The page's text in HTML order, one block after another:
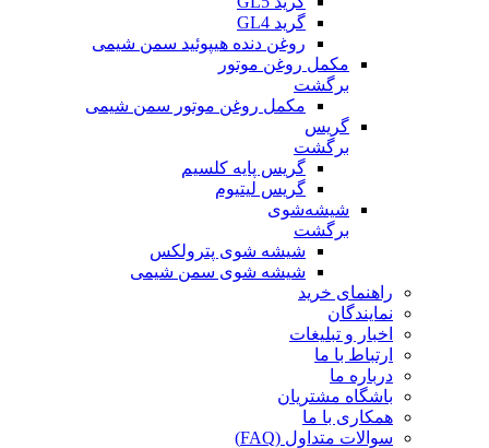
گرید GL4
روغن دنده هیپوئید سمن شیمی
مکمل روغن موتور
برگشت
مکمل روغن موتور سمن شیمی
گریس
برگشت
گریس پایه کلسیم
گریس لیتیوم
شیشه‌شوی
برگشت
شیشه شوی پترولکس
شیشه شوی سمن شیمی
راهنمای خرید
نمایندگان
اخبار و تبلیغات
ارتباط با ما
درباره ما
باشگاه مشتریان
همکاری با ما
سوالات متداول (FAQ)